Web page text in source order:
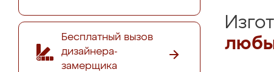
Бесплатный вызов
дизайнера-
замерщика